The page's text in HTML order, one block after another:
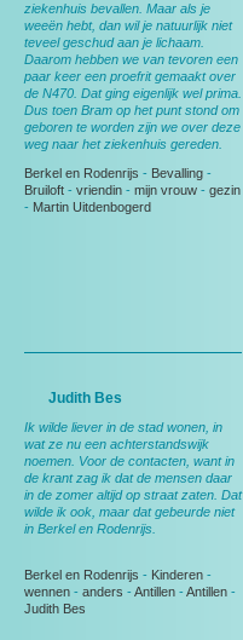
ziekenhuis bevallen. Maar als je
weeën hebt, dan wil je natuurlijk niet
teveel geschud aan je lichaam.
Daarom hebben we van tevoren een
paar keer een proefrit gemaakt over
de N470. Dat ging eigenlijk wel prima.
Dus toen Bram op het punt stond om
geboren te worden zijn we over deze
weg naar het ziekenhuis gereden.
Berkel en Rodenrijs - Bevalling -
Bruiloft - vriendin - mijn vrouw - gezin
- Martin Uitdenbogerd
Judith Bes
Ik wilde liever in de stad wonen, in
wat ze nu een achterstandswijk
noemen. Voor de contacten, want in
de krant zag ik dat de mensen daar
in de zomer altijd op straat zaten. Dat
wilde ik ook, maar dat gebeurde niet
in Berkel en Rodenrijs.
Berkel en Rodenrijs - Kinderen -
wennen - anders -Antillen -Antillen -
Judith Bes